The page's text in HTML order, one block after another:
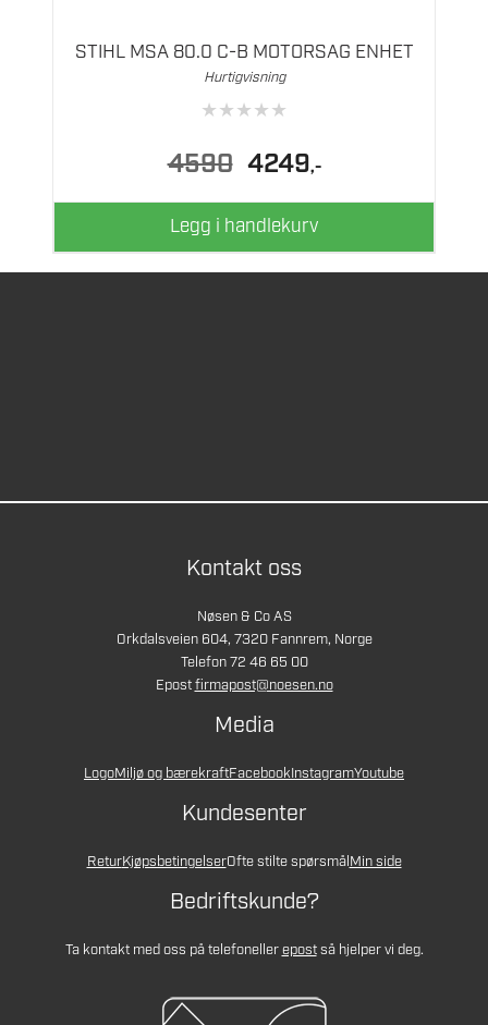
STIHL MSA 80.0 C-B MOTORSAG ENHET
Hurtigvisning
★★★★★
4590
Opprinnelig
pris
var:
4590.
4249Nåværende
pris
er:
4249.
,-
Legg i handlekurv
Kontakt oss
Nøsen & Co AS
Orkdalsveien 604, 7320 Fannrem, Norge
Telefon 72 46 65 00
Epostfirmapost@noesen.no
Media
LogoMiljø og bærekraftFacebookInstagramYoutube
Kundesenter
ReturKjøpsbetingelserOfte stilte spørsmålMin side
Bedriftskunde?
Ta kontakt med oss på telefonellerepostså hjelper vi deg.